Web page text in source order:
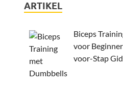
ARTIKEL
Biceps
voor
voor-Stap